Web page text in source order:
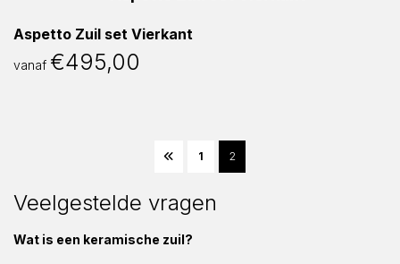
Aspetto Zuil set Vierkant
vanaf €495,00
1 2
Veelgestelde vragen
Wat is een keramische zuil?